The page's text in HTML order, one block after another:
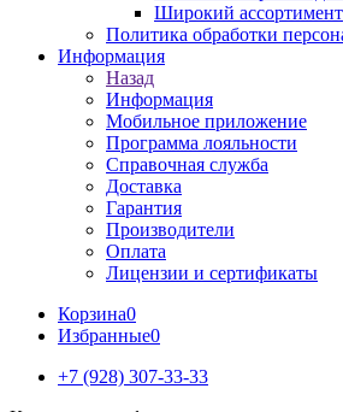
Широкий ассортимент
Политика обработки
Информация
Назад
Информация
Мобильное приложение
Программа лояльности
Справочная служба
Доставка
Гарантия
Производители
Оплата
Лицензии и сертификаты
Корзина0
Избранные0
+7 (928) 307-33-33